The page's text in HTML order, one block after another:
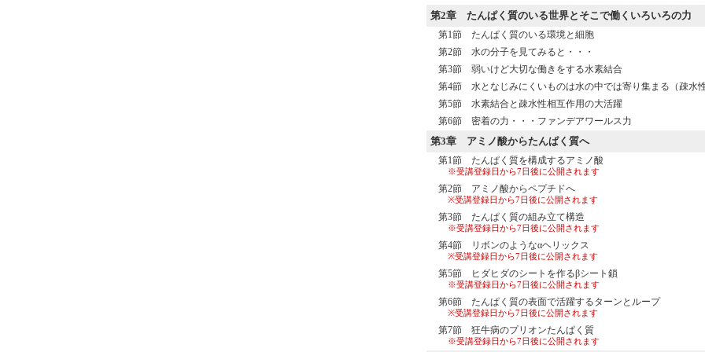
第2章 たんぱく質のいる世界とそこで働くいろいろの力
第1節 たんぱく質のいる環境と細胞
第2節 水の分子を見てみると・・・
第3節 弱いけど大切な働きをする水素結合
第4節 水となじみにくいものは水の中では寄り集まる（疎水性
第5節 水素結合と疎水性相互作用の大活躍
第6節 密着の力・・・ファンデアワールス力
第3章 アミノ酸からたんぱく質へ
第1節 たんぱく質を構成するアミノ酸
※受講登録日から7日後に公開されます
第2節 アミノ酸からペプチドへ
※受講登録日から7日後に公開されます
第3節 たんぱく質の組み立て構造
※受講登録日から7日後に公開されます
第4節 リボンのようなαヘリックス
※受講登録日から7日後に公開されます
第5節 ヒダヒダのシートを作るβシート鎖
※受講登録日から7日後に公開されます
第6節 たんぱく質の表面で活躍するターンとループ
※受講登録日から7日後に公開されます
第7節 狂牛病のプリオンたんぱく質
※受講登録日から7日後に公開されます